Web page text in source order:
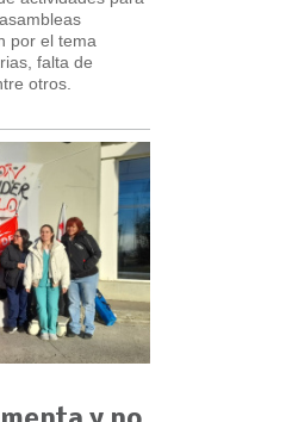
por el tema
falta de
otros.